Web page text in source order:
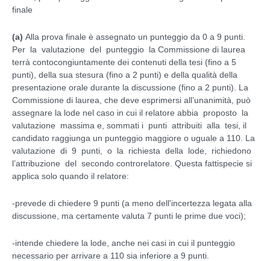
finale
(a) Alla prova finale è assegnato un punteggio da 0 a 9 punti.
Per la valutazione del punteggio la Commissione di laurea
terrà contocongiuntamente dei contenuti della tesi (fino a 5
punti), della sua stesura (fino a 2 punti) e della qualità della
presentazione orale durante la discussione (fino a 2 punti). La
Commissione di laurea, che deve esprimersi all’unanimità, può
assegnare la lode nel caso in cui il relatore abbia proposto la
valutazione massima e, sommati i punti attribuiti alla tesi, il
candidato raggiunga un punteggio maggiore o uguale a 110. La
valutazione di 9 punti, o la richiesta della lode, richiedono
l’attribuzione del secondo controrelatore. Questa fattispecie si
applica solo quando il relatore:
-prevede di chiedere 9 punti (a meno dell'incertezza legata alla
discussione, ma certamente valuta 7 punti le prime due voci);
-intende chiedere la lode, anche nei casi in cui il punteggio
necessario per arrivare a 110 sia inferiore a 9 punti.